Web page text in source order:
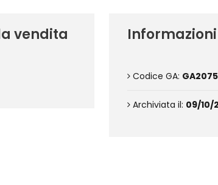
vendita
Codice GA:
Archiviata il: 09/10/